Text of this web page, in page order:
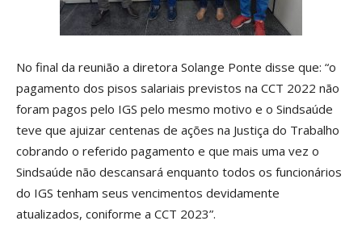
No final da reunião a diretora Solange Ponte disse que: “o
pagamento dos pisos salariais previstos na CCT 2022 não
foram pagos pelo IGS pelo mesmo motivo e o Sindsaúde
teve que ajuizar centenas de ações na Justiça do Trabalho
cobrando o referido pagamento e que mais uma vez o
Sindsaúde não descansará enquanto todos os funcionários
do IGS tenham seus vencimentos devidamente
atualizados, coniforme a CCT 2023”.